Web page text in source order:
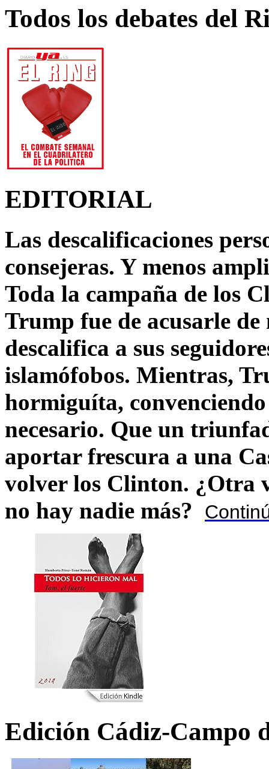
Todos los debates del
EDITORIAL
Las descalificaciones
consejeras. Y menos
Toda la campaña de los
Trump fue de acusarle
descalifica a sus
islamófobos. Mientras,
hormiguíta,
necesario. Que un
aportar frescura a una
volver los Clinton. ¿Otra
no hay nadie más?
Edición Cádiz-Campo